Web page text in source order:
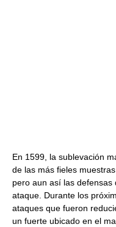
En 1599, la sublevación
de las más fieles
pero aun así las
ataque. Durante los
ataques que fueron
un fuerte ubicado en el